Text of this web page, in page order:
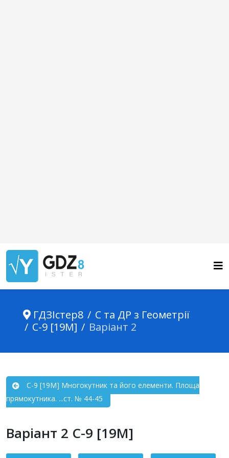
ГДЗІстер8
С та ДР з Геометрії
С-9 [19М]
Варіант 2
С-9 [19М] Многокутник та його елементи. Площа
прямокутника. ...ст. № 44-45
Варіант 2 С-9 [19М]
Зміст статті